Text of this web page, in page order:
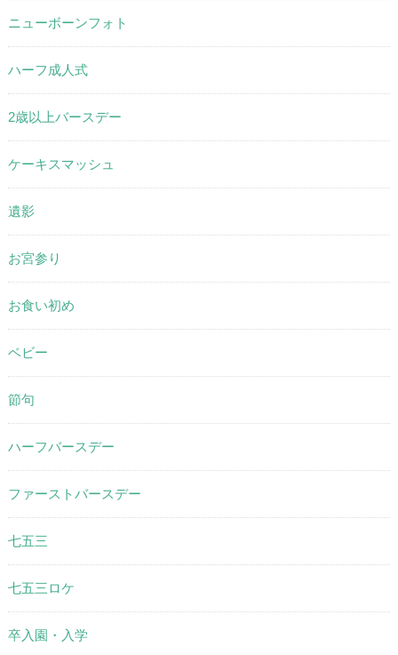
ニューボーンフォト
ハーフ成人式
2歳以上バースデー
ケーキスマッシュ
遺影
お宮参り
お食い初め
ベビー
節句
ハーフバースデー
ファーストバースデー
七五三
七五三ロケ
卒入園・入学